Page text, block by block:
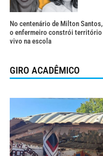
No centenário de Milton Santos,
o enfermeiro constrói território
vivo na escola
GIRO ACADÊMICO